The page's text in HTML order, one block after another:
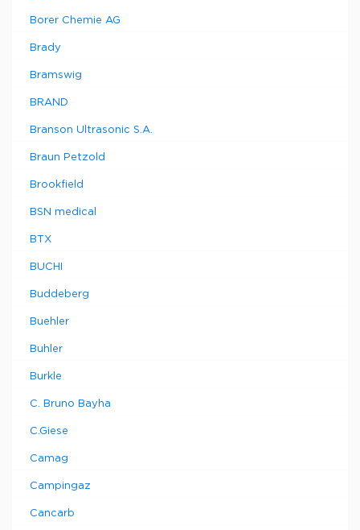
Borer Chemie AG
Brady
Bramswig
BRAND
Branson Ultrasonic S.A.
Braun Petzold
Brookfield
BSN medical
BTX
BUCHI
Buddeberg
Buehler
Buhler
Burkle
C. Bruno Bayha
C.Giese
Camag
Campingaz
Cancarb